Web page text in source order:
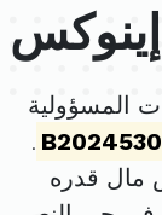
المسؤولية
.